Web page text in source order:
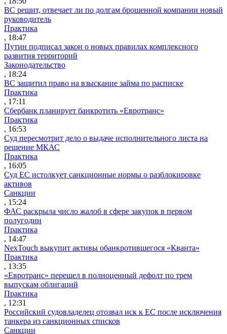
ВС решит, отвечает ли по долгам брошенной компании новый
руководитель
Практика
, 18:47
Путин подписал закон о новых правилах комплексного
развития территорий
Законодательство
, 18:24
ВС защитил право на взыскание займа по расписке
Практика
, 17:11
Сбербанк планирует банкротить «Евротранс»
Практика
, 16:53
Суд пересмотрит дело о выдаче исполнительного листа на
решение МКАС
Практика
, 16:05
Суд ЕС истолкует санкционные нормы о разблокировке
активов
Санкции
, 15:24
ФАС раскрыла число жалоб в сфере закупок в первом
полугодии
Практика
, 14:47
NexTouch выкупит активы обанкротившегося «Кванта»
Практика
, 13:35
«Евротранс» перешел в полноценный дефолт по трем
выпускам облигаций
Практика
, 12:31
Российский судовладелец отозвал иск к ЕС после исключения
танкера из санкционных списков
Санкции